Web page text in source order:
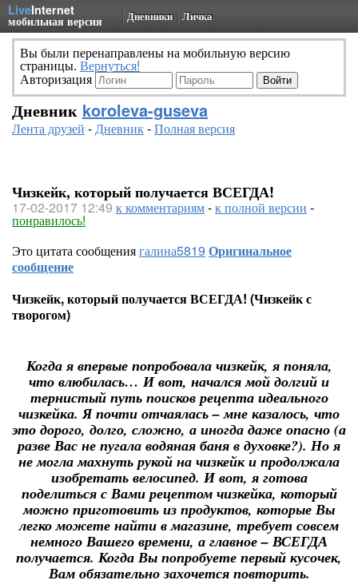
LiveInternet
мобильная версия Дневники Личка
Вы были перенаправлены на мобильную версию
страницы. Вернуться!
Авторизация
Дневник koroleva-guseva
Лента друзей -Дневник-Полная версия
Чизкейк, который получается ВСЕГДА!
17-02-2017 12:49 к комментариям-к полной версии -
понравилось!
Это цитата сообщениягалина5819 Оригинальное
сообщение
Чизкейк, который получается ВСЕГДА! (Чизкейк с
творогом)
Когда я впервые попробовала чизкейк, я поняла,
что влюбилась… И вот, начался мой долгий и
тернистый путь поисков рецепта идеального
чизкейка. Я почти отчаялась – мне казалось, что
это дорого, долго, сложно, а иногда даже опасно (а
разве Вас не пугала водяная баня в духовке?). Но я
не могла махнуть рукой на чизкейк и продолжала
изобретать велосипед. И вот, я готова
поделиться с Вами рецептом чизкейка, который
можно приготовить из продуктов, которые Вы
легко можете найти в магазине, требует совсем
немного Вашего времени, а главное – ВСЕГДА
получается. Когда Вы попробуете первый кусочек,
Вам обязательно захочется повторить.